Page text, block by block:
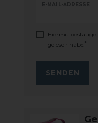
E-MAIL-ADRESSE
Hiermit bestätige
gelesen habe. *
SENDEN